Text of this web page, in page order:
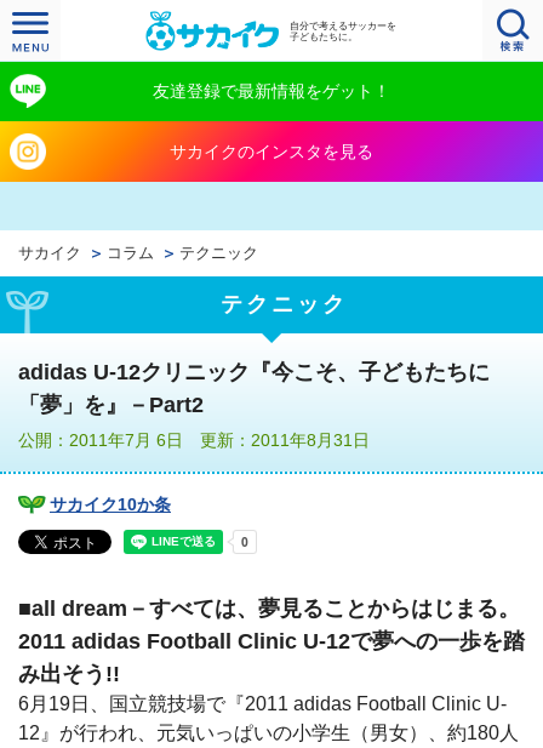
自分で考えるサッカーを
子どもたちに。
友達登録で最新情報をゲット！
サカイクのインスタを見る
サカイク コラム テクニック
テクニック
adidas U-12クリニック『今こそ、子どもたちに
「夢」を』－Part2
公開：2011年7月 6日 更新：2011年8月31日
サカイク10か条
■all dream－すべては、夢見ることからはじまる。
2011 adidas Football Clinic U-12で夢への一歩を踏
み出そう!!
6月19日、国立競技場で『2011 adidas Football Clinic U-
12』が行われ、元気いっぱいの小学生（男女）、約180人